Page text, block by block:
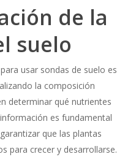
de la
suelo
usar sondas de suelo es
la composición
determinar qué nutrientes
es fundamental
que las plantas
para crecer y desarrollarse.